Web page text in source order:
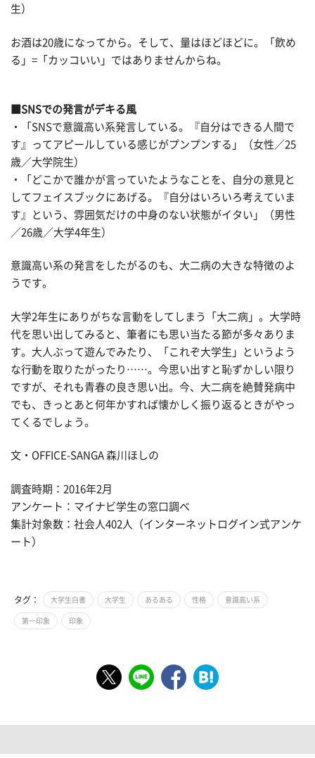
生）
お酒は20歳になってから。そして、量はほどほどに。「飲め
る」=「カッコいい」ではありませんからね。
■SNSでの発言がデキる風
・「SNSで意識高い系発言している。『自分はできる人間で
す』ってアピールしている感じがプンプンする」（女性／25
歳／大学院生）
・「どこかで誰かが言っていたようなことを、自分の意見と
してフェイスブックにあげる。『自分はいろいろ考えていま
す』という、雰囲気だけの中身のない状態がイタい」（男性
／26歳／大学4年生）
意識高い系の発言をしたがるのも、大二病の大きな特徴のよ
うです。
大学2年生にありがちな言動をしてしまう「大二病」。大学時
代を思い出してみると、筆者にも思い当たる節が多々ありま
す。大人ぶって遊んでみたり、「これぞ大学生」というよう
な行動を取りたがったり……。今思い出すと恥ずかしい限り
ですが、それも青春の良き思い出。今、大二病を絶賛発病中
でも、きっとあと何年かすれば懐かしく振り返るときがやっ
てくるでしょう。
文・OFFICE-SANGA 森川ほしの
調査時期：2016年2月
アンケート：マイナビ学生の窓口調べ
集計対象数：社会人402人（インターネットログイン式アンケ
ート）
タグ： 大学生白書 大学生 あるある 性格 意識高い系
第一印象 印象